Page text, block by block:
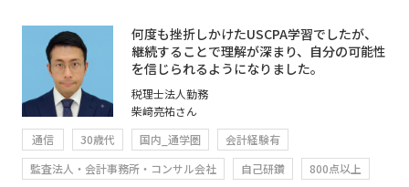
何度も挫折しかけたUSCPA学習でしたが、
継続することで理解が深まり、自分の可能性
を信じられるようになりました。
税理士法人勤務
柴﨑亮祐さん
通信
30歳代 国内_通学圏
会計経験有
監査法人・会計事務所・コンサル会社
自己研鑽 800点以上